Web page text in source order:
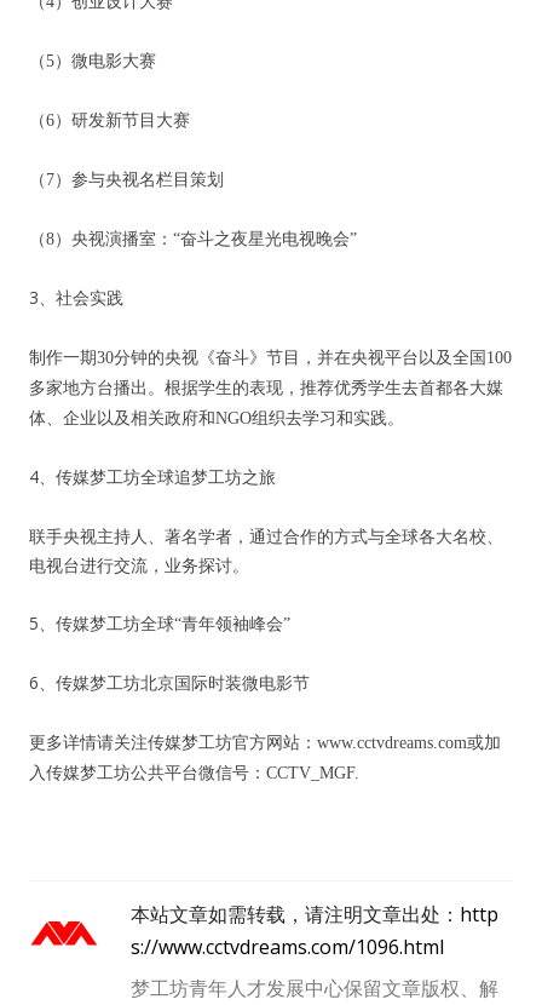
密码
记住我的登录状态
没帐号？注册一个
（5）微电影大赛
（6）研发新节目大赛
（ 7）参与央视名栏目策划
（8）央视演播室：“奋斗之夜星光电视晚会”
3、社会实践
制作一期30分钟的央视《奋斗》节目，并在央视平台以及全国 100
多家地方台播出。根据学生的表现，推荐优秀学生去首都各大媒
体、企业以及相关政府和NGO组织去学习和实践。
4、传媒梦工坊全球追梦工坊之旅
联手央视主持人、著名学者，通过合作的方式与全球各大名校、
电视台进行交流，业务探讨。
5、传媒梦工坊全球“青年领袖峰会”
6、传媒梦工坊北京国际时装微电影节
更多详情请关注传媒梦工坊官方网站： www.cctvdreams.com或加
入传媒梦工坊公共平台微信号： CCTV_MGF.
本站文章如需转载，请注明文章出处： http
s://www.cctvdreams.com/1096.html
梦工坊青年人才发展中心保留文章版权、解